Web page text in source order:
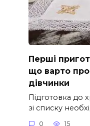
Перші
що варто
дівчинки
Підготовка до
зі списку
0 15